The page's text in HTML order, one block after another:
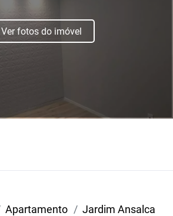
Ver fotos do imóvel
Apartamento
Jardim Ansalca